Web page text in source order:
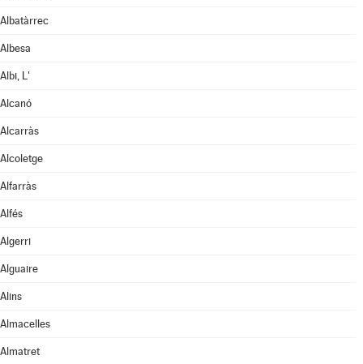
Albatàrrec
Albesa
Albi, L'
Alcanó
Alcarràs
Alcoletge
Alfarràs
Alfés
Algerri
Alguaire
Alins
Almacelles
Almatret